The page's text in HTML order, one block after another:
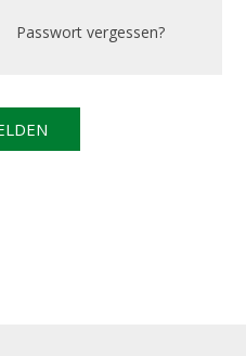
Passwort vergessen?